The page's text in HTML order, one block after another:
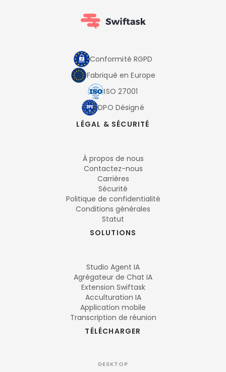
Conformité RGPD
Fabriqué en Europe
ISO 27001
DPO Désigné
LÉGAL & SÉCURITÉ
À propos de nous
Contactez-nous
Carrières
Sécurité
Politique de confidentialité
Conditions générales
Statut
SOLUTIONS
Studio Agent IA
Agrégateur de Chat IA
Extension Swiftask
Acculturation IA
Application mobile
Transcription de réunion
TÉLÉCHARGER
DESKTOP